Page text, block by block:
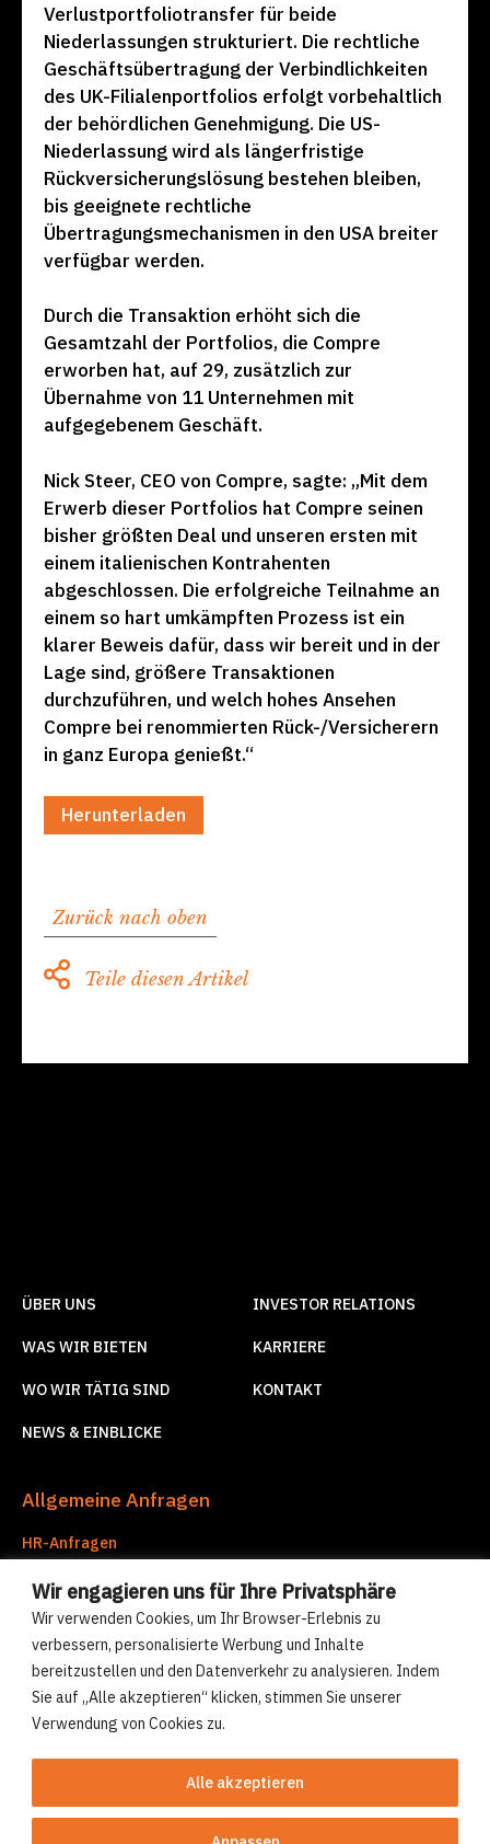
Wir engagieren uns für Ihre Privatsphäre
Wir verwenden Cookies, um Ihr Browser-Erlebnis zu
verbessern, personalisierte Werbung und Inhalte
bereitzustellen und den Datenverkehr zu analysieren. Indem
Sie auf „Alle akzeptieren“ klicken, stimmen Sie unserer
Verwendung von Cookies zu.
Alle akzeptieren
Verlustportfoliotransfer für beide
Niederlassungen strukturiert. Die rechtliche
Geschäftsübertragung der Verbindlichkeiten
des UK-Filialenportfolios erfolgt vorbehaltlich
der behördlichen Genehmigung. Die US-
Niederlassung wird als längerfristige
Rückversicherungslösung bestehen bleiben,
bis geeignete rechtliche
Übertragungsmechanismen in den USA breiter
verfügbar werden.
Durch die Transaktion erhöht sich die
Gesamtzahl der Portfolios, die Compre
erworben hat, auf 29, zusätzlich zur
Übernahme von 11 Unternehmen mit
aufgegebenem Geschäft.
Nick Steer, CEO von Compre, sagte: „Mit dem
Erwerb dieser Portfolios hat Compre seinen
bisher größten Deal und unseren ersten mit
einem italienischen Kontrahenten
abgeschlossen. Die erfolgreiche Teilnahme an
einem so hart umkämpften Prozess ist ein
klarer Beweis dafür, dass wir bereit und in der
Lage sind, größere Transaktionen
durchzuführen, und welch hohes Ansehen
Compre bei renommierten Rück-/Versicherern
in ganz Europa genießt.“
Herunterladen
Zurück nach oben
Teile diesen Artikel
ÜBER UNS
WAS WIR BIETEN
WO WIR TÄTIG SIND
NEWS & EINBLICKE
INVESTOR RELATIONS
KARRIERE
KONTAKT
Allgemeine Anfragen
HR-Anfragen
hr@compre-group.com
Unternehmensdienstleistungen
corporate.services@compre-group.com
© Compre Group 2026
Cookies-Politik